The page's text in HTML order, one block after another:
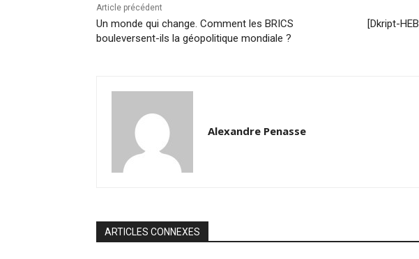
Article précédent
Un monde qui change. Comment les BRICS
bouleversent-ils la géopolitique mondiale ?
[Dkript-
Alexandre Penasse
ARTICLES CONNEXES